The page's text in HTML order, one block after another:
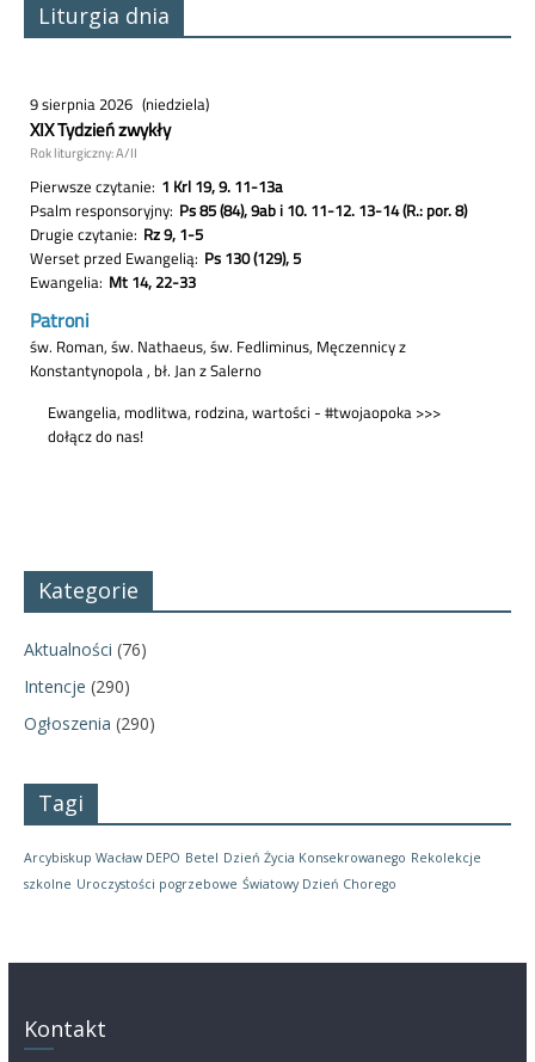
Liturgia dnia
Kategorie
Aktualności (76)
Intencje (290)
Ogłoszenia (290)
Tagi
Arcybiskup Wacław DEPO Betel Dzień Życia Konsekrowanego Rekolekcje
szkolne Uroczystości pogrzebowe Światowy Dzień Chorego
Kontakt